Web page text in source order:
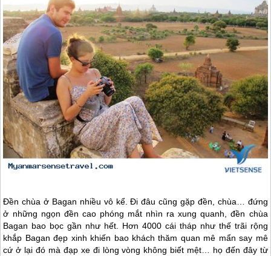
Đền chùa ở Bagan nhiều vô kể. Đi đâu cũng gặp đền, chùa… đứng
ở những ngọn đền cao phóng mắt nhìn ra xung quanh, đền chùa
Bagan bao bọc gần như hết. Hơn 4000 cái tháp như thế trãi rộng
khắp Bagan đẹp xinh khiến bao khách thăm quan mê mẩn say mê
cứ ở lại đó mà đạp xe đi lòng vòng không biết mệt… họ đến đây từ